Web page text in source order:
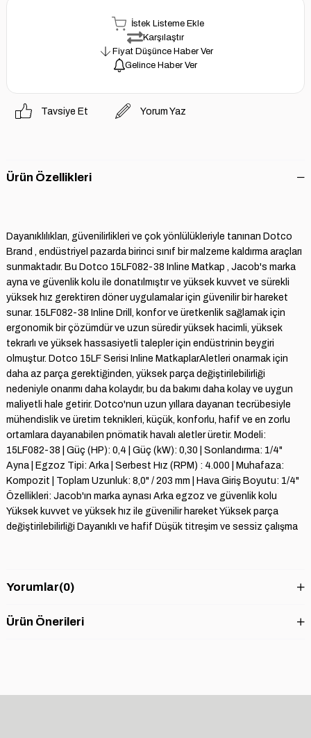
İstek Listeme Ekle
Karşılaştır
Fiyat Düşünce Haber Ver
Gelince Haber Ver
Tavsiye Et Yorum Yaz
Ürün Özellikleri
Dayanıklılıkları, güvenilirlikleri ve çok yönlülükleriyle tanınan Dotco
Brand , endüstriyel pazarda birinci sınıf bir malzeme kaldırma araçları
sunmaktadır. Bu Dotco 15LF082-38 Inline Matkap , Jacob's marka
ayna ve güvenlik kolu ile donatılmıştır ve yüksek kuvvet ve sürekli
yüksek hız gerektiren döner uygulamalar için güvenilir bir hareket
sunar. 15LF082-38 Inline Drill, konfor ve üretkenlik sağlamak için
ergonomik bir çözümdür ve uzun süredir yüksek hacimli, yüksek
tekrarlı ve yüksek hassasiyetli talepler için endüstrinin beygiri
olmuştur. Dotco 15LF Serisi Inline MatkaplarAletleri onarmak için
daha az parça gerektiğinden, yüksek parça değiştirilebilirliği
nedeniyle onarımı daha kolaydır, bu da bakımı daha kolay ve uygun
maliyetli hale getirir. Dotco'nun uzun yıllara dayanan tecrübesiyle
mühendislik ve üretim teknikleri, küçük, konforlu, hafif ve en zorlu
ortamlara dayanabilen pnömatik havalı aletler üretir. Modeli:
15LF082-38 | Güç (HP): 0,4 | Güç (kW): 0,30 | Sonlandırma: 1/4"
Ayna | Egzoz Tipi: Arka | Serbest Hız (RPM) : 4.000 | Muhafaza:
Kompozit | Toplam Uzunluk: 8,0" / 203 mm | Hava Giriş Boyutu: 1/4"
Özellikleri: Jacob'ın marka aynası Arka egzoz ve güvenlik kolu
Yüksek kuvvet ve yüksek hız ile güvenilir hareket Yüksek parça
değiştirilebilirliği Dayanıklı ve hafif Düşük titreşim ve sessiz çalışma
Yorumlar(0)
Ürün Önerileri